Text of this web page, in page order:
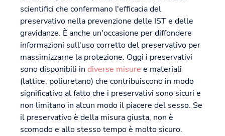
scientifici che confermano l'efficacia del
preservativo nella prevenzione delle IST e delle
gravidanze. È anche un'occasione per diffondere
informazioni sull'uso corretto del preservativo per
massimizzarne la protezione. Oggi i preservativi
sono disponibili in diverse misure e materiali
(lattice, poliuretano) che contribuiscono in modo
significativo al fatto che i preservativi sono sicuri e
non limitano in alcun modo il piacere del sesso. Se
il preservativo è della misura giusta, non è
scomodo e allo stesso tempo è molto sicuro.